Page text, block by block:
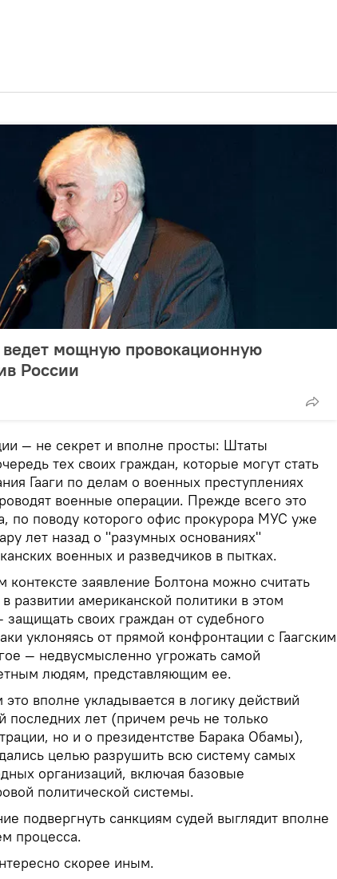
ведет мощную провокационную
России
— не секрет и вполне просты: Штаты
тех своих граждан, которые могут стать
Гааги по делам о военных преступлениях
военные операции. Прежде всего это
по поводу которого офис прокурора МУС уже
лет назад о "разумных основаниях"
военных и разведчиков в пытках.
заявление Болтона можно считать
развитии американской политики в этом
своих граждан от судебного
уклоняясь от прямой конфронтации с Гаагским
— недвусмысленно угрожать самой
людям, представляющим ее.
вполне укладывается в логику действий
последних лет (причем речь не только
но и о президентстве Барака Обамы),
целью разрушить всю систему самых
организаций, включая базовые
политической системы.
подвергнуть санкциям судей выглядит вполне
процесса.
скорее иным.